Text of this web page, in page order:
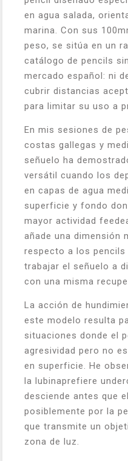
en agua salada,
marina. Con sus
peso, se sitúa en un
catálogo de pencils
mercado español: ni
cubrir distancias
para limitar su uso a
En mis sesiones de
costas gallegas y
señuelo ha
versátil cuando los
en capas de agua
superficie y fondo
mayor actividad
añade una dimensión
respecto a los
trabajar el señuelo a
con una misma
La acción de
este modelo resulta
situaciones donde el
agresividad pero no
en superficie. He
la lubinaprefiere
desciende antes que
posiblemente por la
que transmite un
zona de luz.